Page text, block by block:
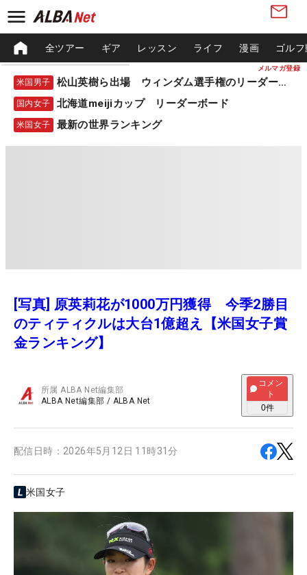
メルマガ登録
全ツアー ギア レッスン ライフ 漫画 ゴル
米国男子 松山英樹ら出場 ウィンダム選手権のリーダーボード
国内女子 北海道meijiカップ リーダーボード
米国女子 最新の世界ランキング
[写真] 原英莉花が1000万円獲得 今季2勝目
のティティクルは大台1億超え【米国女子賞
金ランキング】
所属ALBA Net編集部
ALBA Net編集部 / ALBA Net
コメン
ト
0件
配信日時： 2026年5月12日 11時31分
米国女子